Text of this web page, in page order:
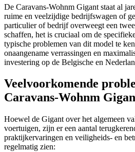
De Caravans-Wohnm Gigant staat al
ruime en veelzijdige bedrijfswagen of
particulier of bedrijf overweegt een
schaffen, het is cruciaal om de
typische problemen van dit model te
onaangename verrassingen en
investering op de Belgische en
Veelvoorkomende
Caravans-Wohnm
Hoewel de Gigant over het algemeen
voertuigen, zijn er een aantal
praktijkervaringen en veiligheids- en
regelmatig zien: